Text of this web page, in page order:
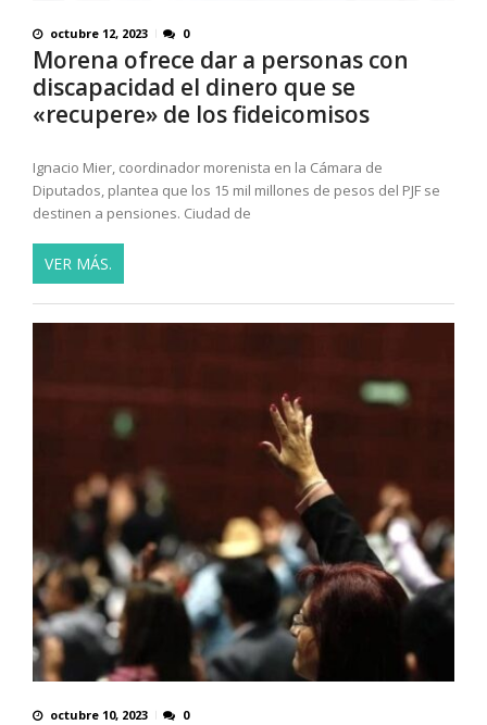
octubre 12, 2023 0
Morena ofrece dar a personas con
discapacidad el dinero que se
«recupere» de los fideicomisos
Ignacio Mier, coordinador morenista en la Cámara de
Diputados, plantea que los 15 mil millones de pesos del PJF se
destinen a pensiones. Ciudad de
VER MÁS.
octubre 10, 2023 0